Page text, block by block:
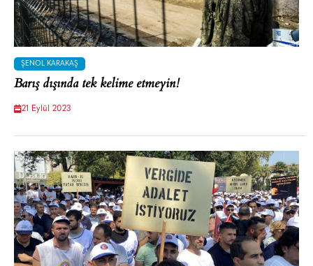
ŞENOL KARAKAŞ
Barış dışında tek kelime etmeyin!
21 Eylül 2023